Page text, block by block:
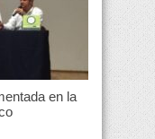
en la